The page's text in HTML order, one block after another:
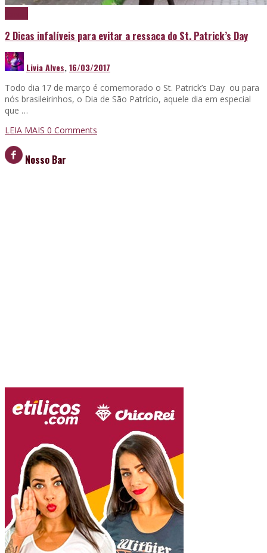
2 Dicas infalíveis para evitar a ressaca do St. Patrick’s Day
Livia Alves,16/03/2017
Todo dia 17 de março é comemorado o St. Patrick’s Day ou para
nós brasileirinhos, o Dia de São Patrício, aquele dia em especial
que …
LEIA MAIS 0 Comments
Nosso Bar